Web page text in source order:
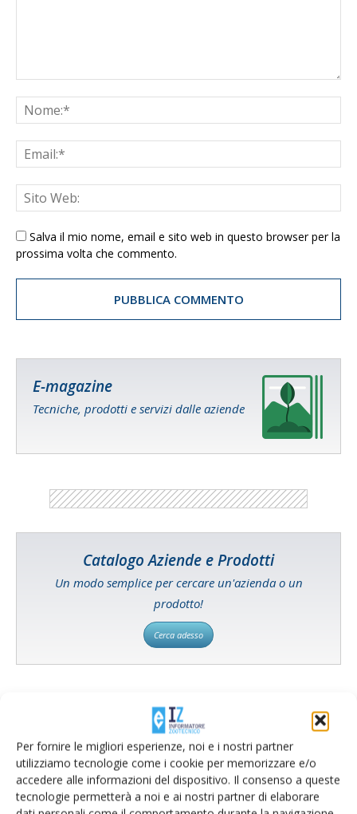
Per fornire le migliori esperienze, noi e i nostri partner
utilizziamo tecnologie come i cookie per memorizzare e/o
accedere alle informazioni del dispositivo. Il consenso a queste
tecnologie permetterà a noi e ai nostri partner di elaborare
Salva il mio nome, email e sito web in questo browser per la
prossima volta che commento.
E-magazine
Tecniche, prodotti e servizi dalle aziende
Catalogo Aziende e Prodotti
Un modo semplice per cercare un'azienda o un
prodotto!
Cerca adesso
L'Esperto risponde
I consigli di Terra e Vita agli agricoltori
Cerca adesso